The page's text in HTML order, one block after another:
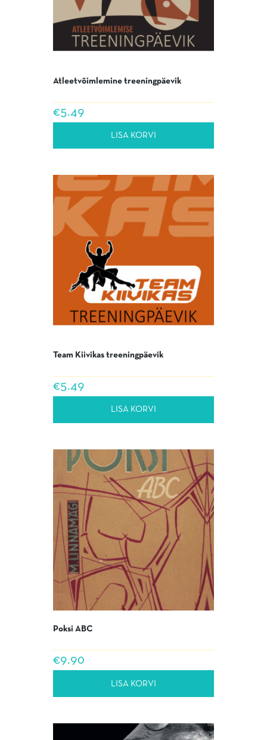
Atleetvõimlemine treeningpäevik
€5.49
LISA KORVI
Team Kiivikas treeningpäevik
€5.49
LISA KORVI
Poksi ABC
€9.90
LISA KORVI